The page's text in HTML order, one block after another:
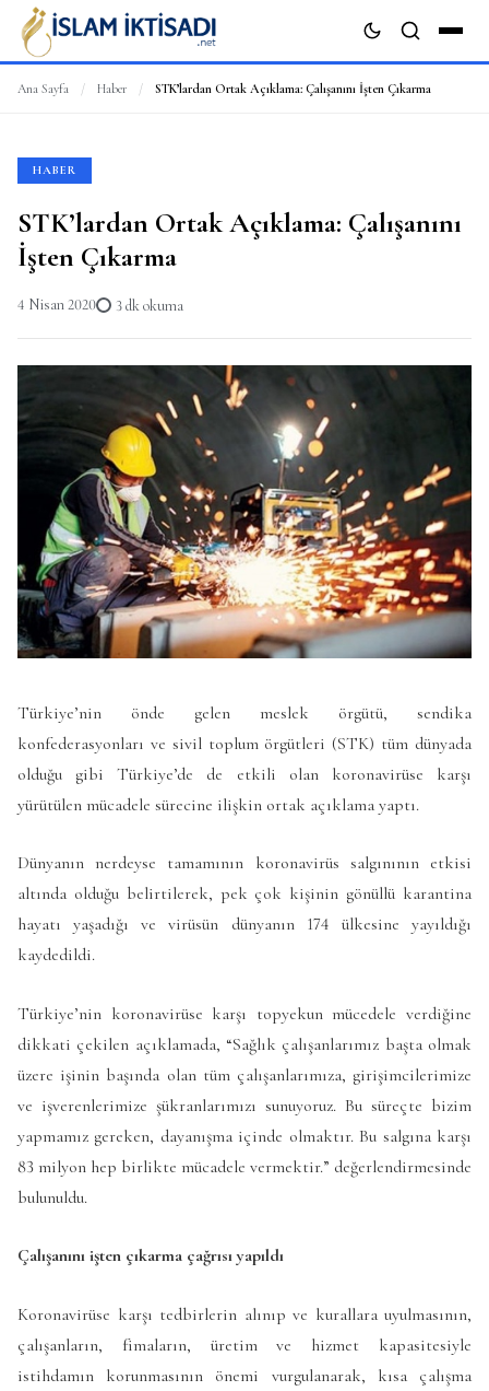
Ana Sayfa / Haber / STK’lardan Ortak Açıklama: Çalışanını İşten Çıkarma
HABER
STK’lardan Ortak Açıklama: Çalışanını
İşten Çıkarma
4 Nisan 2020 3 dk okuma
Türkiye’nin önde gelen meslek örgütü, sendika
konfederasyonları ve sivil toplum örgütleri (STK) tüm dünyada
olduğu gibi Türkiye’de de etkili olan koronavirüse karşı
yürütülen mücadele sürecine ilişkin ortak açıklama yaptı.
Dünyanın nerdeyse tamamının koronavirüs salgınının etkisi
altında olduğu belirtilerek, pek çok kişinin gönüllü karantina
hayatı yaşadığı ve virüsün dünyanın 174 ülkesine yayıldığı
kaydedildi.
Türkiye’nin koronavirüse karşı topyekun mücedele verdiğine
dikkati çekilen açıklamada, “Sağlık çalışanlarımız başta olmak
üzere işinin başında olan tüm çalışanlarımıza, girişimcilerimize
ve işverenlerimize şükranlarımızı sunuyoruz. Bu süreçte bizim
yapmamız gereken, dayanışma içinde olmaktır. Bu salgına karşı
83 milyon hep birlikte mücadele vermektir.” değerlendirmesinde
bulunuldu.
Çalışanını işten çıkarma çağrısı yapıldı
Koronavirüse karşı tedbirlerin alınıp ve kurallara uyulmasının,
çalışanların, fimaların, üretim ve hizmet kapasitesiyle
istihdamın korunmasının önemi vurgulanarak, kısa çalışma